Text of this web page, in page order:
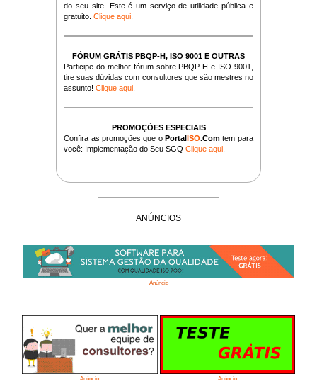
do seu site. Este é um serviço de utilidade pública e
gratuito.Clique aqui
FÓRUM GRÁTIS PBQP-H, ISO 9001 E OUTRAS
Participe do melhor fórum sobre PBQP-H e ISO 9001,
tire suas dúvidas com consultores que são mestres no
assunto!Clique aqui
PROMOÇÕES ESPECIAIS
Confira as promoções que oPortalISO.Com tem para
você: Implementação do Seu SGQClique aqui
ANÚNCIOS
Anúncio
Anúncio Anúncio